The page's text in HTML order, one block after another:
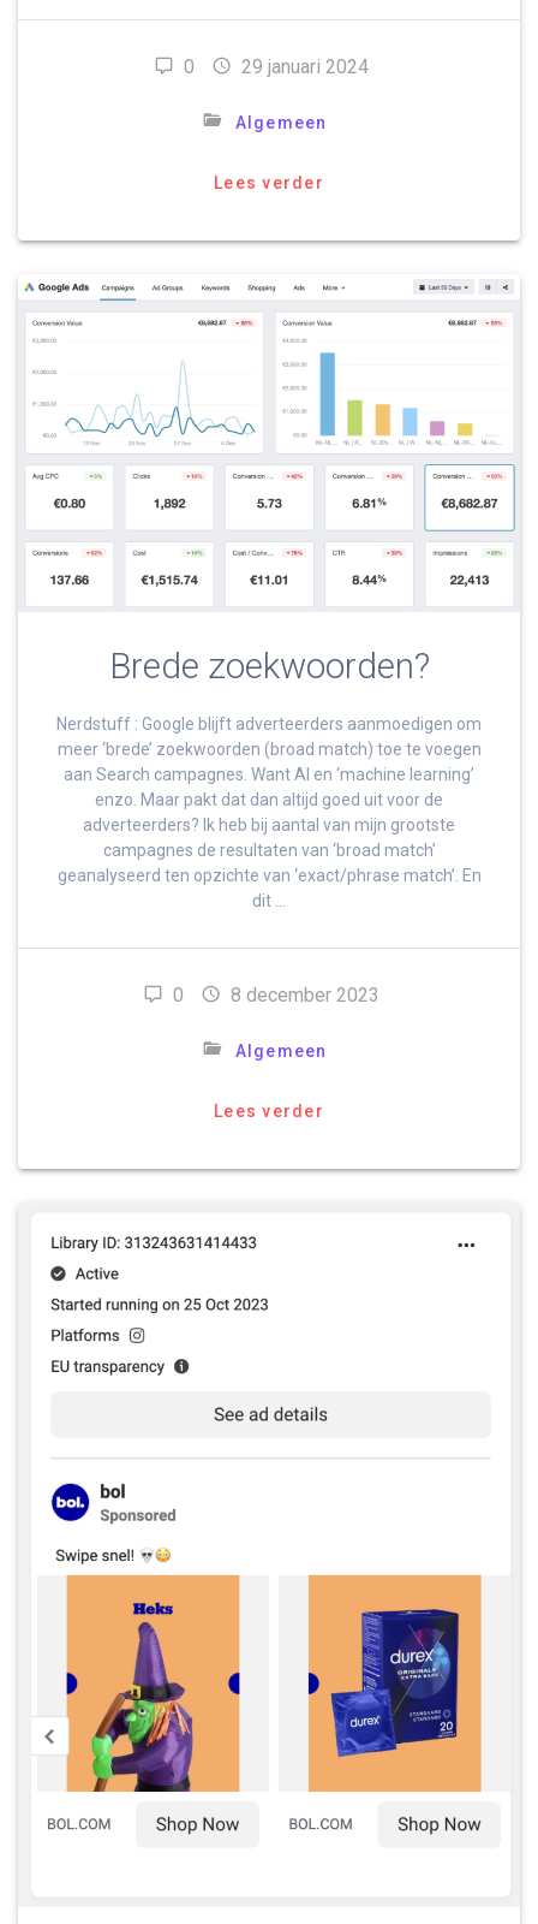
0 29 januari 2024
Algemeen
Lees verder
Brede zoekwoorden?
Nerdstuff : Google blijft adverteerders aanmoedigen om
meer ‘brede’ zoekwoorden (broad match) toe te voegen
aan Search campagnes. Want AI en ‘machine learning’
enzo. Maar pakt dat dan altijd goed uit voor de
adverteerders? Ik heb bij aantal van mijn grootste
campagnes de resultaten van ‘broad match’
geanalyseerd ten opzichte van ‘exact/phrase match’. En
dit …
0 8 december 2023
Algemeen
Lees verder